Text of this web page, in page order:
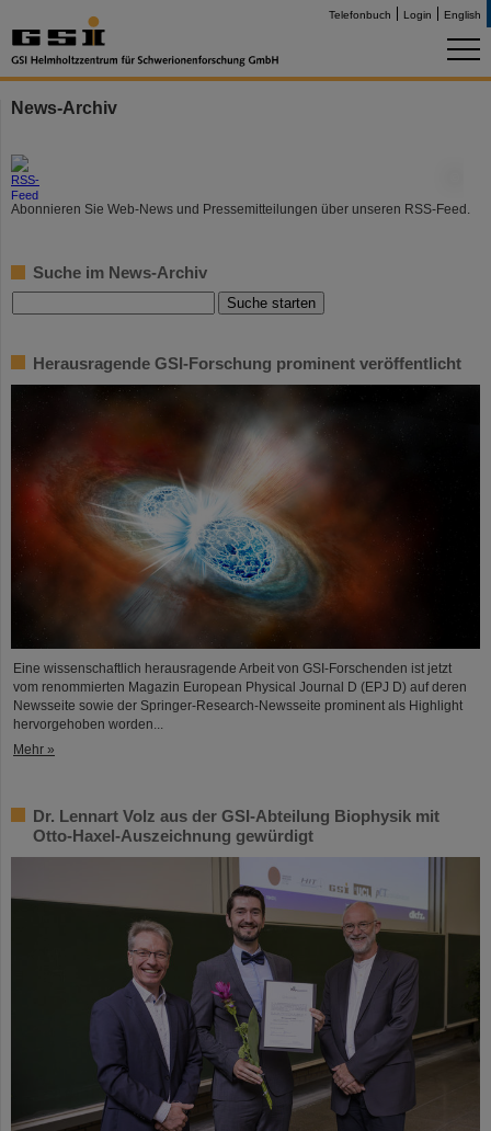
Telefonbuch Login English
News-Archiv
Abonnieren Sie Web-News und Pressemitteilungen über unseren RSS-Feed.
Suche im News-Archiv
Herausragende GSI-Forschung prominent veröffentlicht
Eine wissenschaftlich herausragende Arbeit von GSI-Forschenden ist jetzt
vom renommierten Magazin European Physical Journal D (EPJ D) auf deren
Newsseite sowie der Springer-Research-Newsseite prominent als Highlight
hervorgehoben worden...
Mehr »
Dr. Lennart Volz aus der GSI-Abteilung Biophysik mit
Otto-Haxel-Auszeichnung gewürdigt